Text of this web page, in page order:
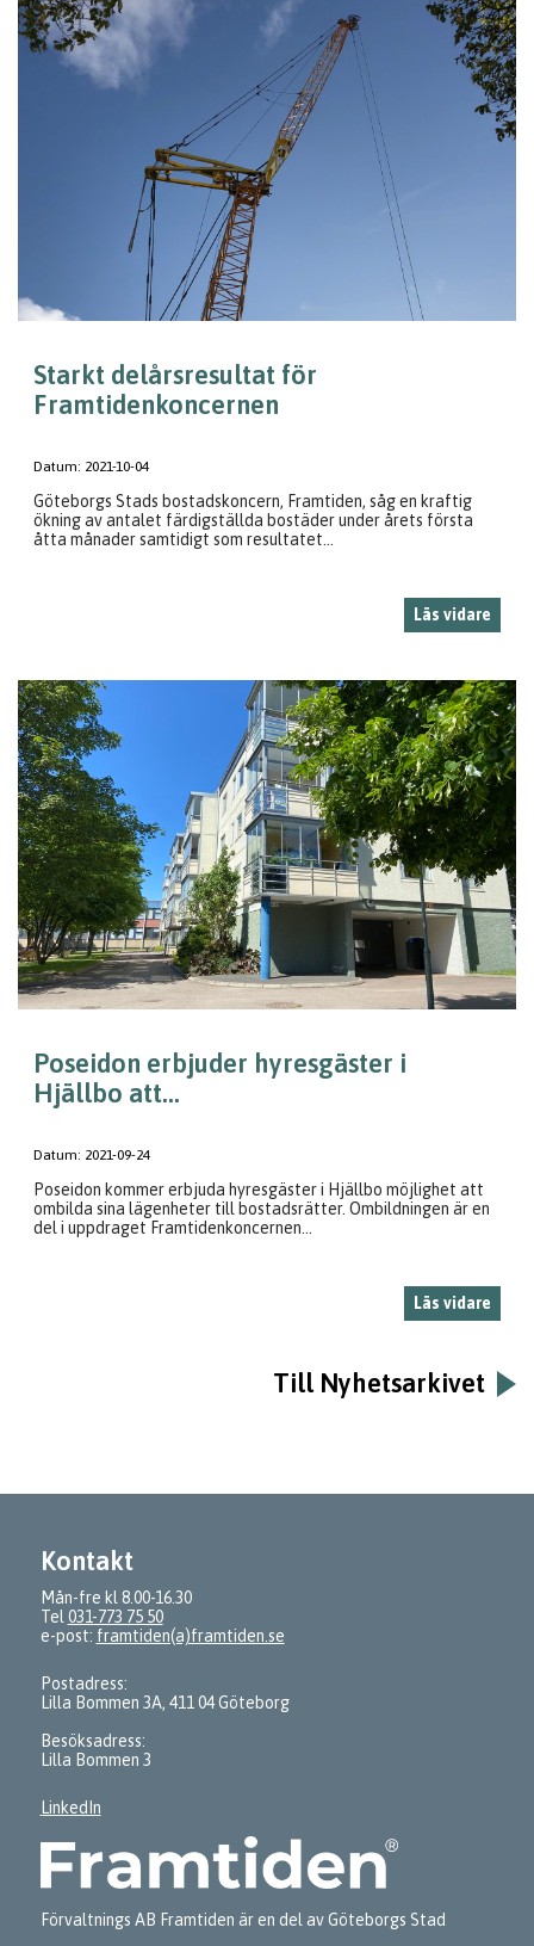
Starkt delårsresultat för
Framtidenkoncernen
Datum: 2021-10-04
Göteborgs Stads bostadskoncern, Framtiden, såg en kraftig
ökning av antalet färdigställda bostäder under årets första
åtta månader samtidigt som resultatet...
Läs vidare
Poseidon erbjuder hyresgäster i
Hjällbo att...
Datum: 2021-09-24
Poseidon kommer erbjuda hyresgäster i Hjällbo möjlighet att
ombilda sina lägenheter till bostadsrätter. Ombildningen är en
del i uppdraget Framtidenkoncernen...
Läs vidare
Till Nyhetsarkivet
Kontakt
Mån-fre kl 8.00-16.30
Tel 031-773 75 50
e-post: framtiden(a)framtiden.se
Postadress:
Lilla Bommen 3A, 411 04 Göteborg
Besöksadress:
Lilla Bommen 3
LinkedIn
Förvaltnings AB Framtiden är en del av Göteborgs Stad